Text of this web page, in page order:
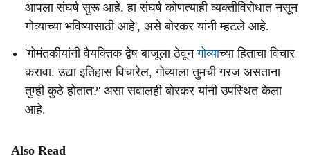
आपला संघर्ष सुरू आहे. हा संघर्ष कोणत्याही व्यक्तीविरोधात नसून
गोव्याच्या भविष्यासाठी आहे', असे बोरकर यांनी म्हटले आहे.
'गोमंतकीयांनी वैयक्तिक द्वेष बाजूला ठेवूनगोव्याच्या हिताचा विचार
करावा. उद्या इतिहास विचारेल, गोव्याला तुमची गरज असताना
तुम्ही कुठे होतात?' असा सवालही बोरकर यांनी उपस्थित केला
आहे.
Also Read